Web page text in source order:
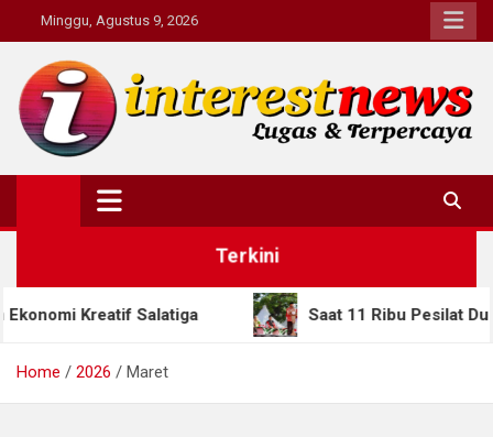
to
content
Minggu, Agustus 9, 2026
Interestnews.or.id
Terkini
Salatiga Saat 11 Ribu Pesilat Dunia
Home 2026 Maret